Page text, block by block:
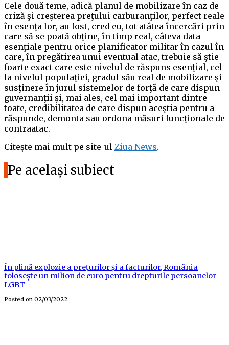
Cele două teme, adică planul de mobilizare în caz de
criză şi creşterea preţului carburanţilor, perfect reale
în esenţa lor, au fost, cred eu, tot atâtea încercări prin
care să se poată obţine, în timp real, câteva data
esenţiale pentru orice planificator militar în cazul în
care, în pregătirea unui eventual atac, trebuie să ştie
foarte exact care este nivelul de răspuns esenţial, cel
la nivelul populaţiei, gradul său real de mobilizare şi
susţinere în jurul sistemelor de forţă de care dispun
guvernanţii şi, mai ales, cel mai important dintre
toate, credibilitatea de care dispun aceştia pentru a
răspunde, demonta sau ordona măsuri funcţionale de
contraatac.
Citește mai mult pe site-ul Ziua News.
Pe același subiect
În plină explozie a prețurilor și a facturilor, România
folosește un milion de euro pentru drepturile persoanelor
LGBT
Posted on 02/03/2022